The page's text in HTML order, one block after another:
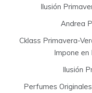
r
:
Ilusión
Andrea
Cklass Primavera-
Impone
Ilusión
Perfumes